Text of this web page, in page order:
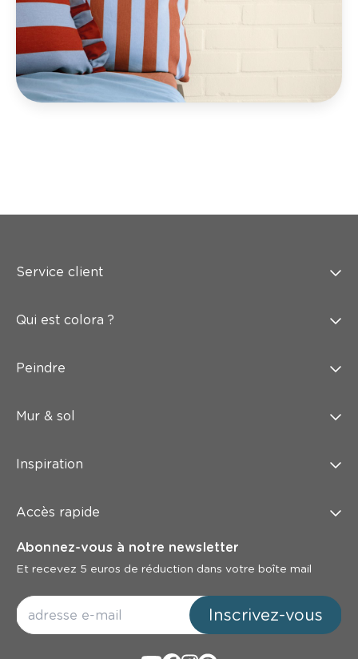
Service client
Qui est colora ?
Peindre
Mur & sol
Inspiration
Accès rapide
Abonnez-vous à notre newsletter
Et recevez 5 euros de réduction dans votre boîte mail
Inscrivez-vous